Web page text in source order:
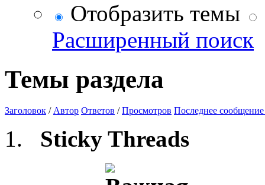
Отобразить темы
Расширенный поиск
Темы раздела
Заголовок / Автор Ответов /Просмотров Последнее сообщение
Sticky Threads